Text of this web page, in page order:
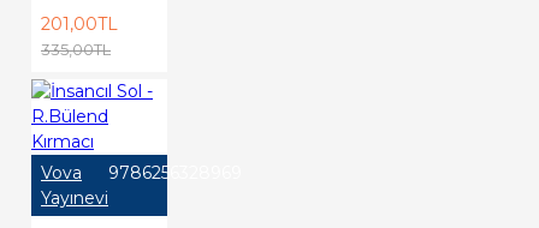
201,00TL
335,00TL
Vova
Yayınevi
9786256328969